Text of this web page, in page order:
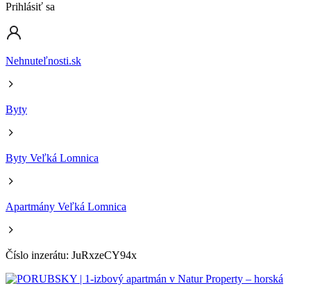
Prihlásiť sa
Nehnuteľnosti.sk
Byty
Byty Veľká Lomnica
Apartmány Veľká Lomnica
Číslo inzerátu: JuRxzeCY94x